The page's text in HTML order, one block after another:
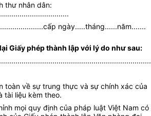
thư nhân dân:
ngày.....tháng......năm.......
Giấy phép thành lập với lý do như sau:
toàn về sự trung thực và sự chính xác của
tài liệu kèm theo.
mọi quy định của pháp luật Việt Nam có